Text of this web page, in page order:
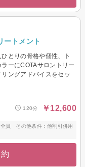
ートメント
とりの骨格や個性、ト
ーにCOTAサロントリー
ングアドバイスをセッ
120分 ￥12,600
員 その他条件：他割引併用